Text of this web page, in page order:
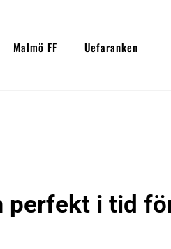
Malmö FF Uefaranken
perfekt i tid